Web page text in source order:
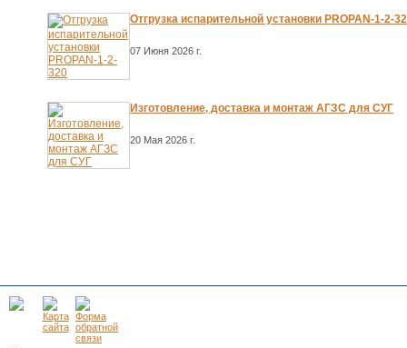
Отгрузка испарительной установки PROPAN-1-2-
07 Июня 2026 г.
Изготовление, доставка и монтаж АГЗС для СУГ
20 Мая 2026 г.